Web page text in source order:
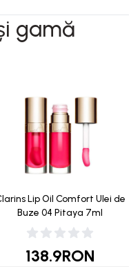
gamă
Lip Oil Comfort Ulei de
Buze 04 Pitaya 7ml
138.9RON